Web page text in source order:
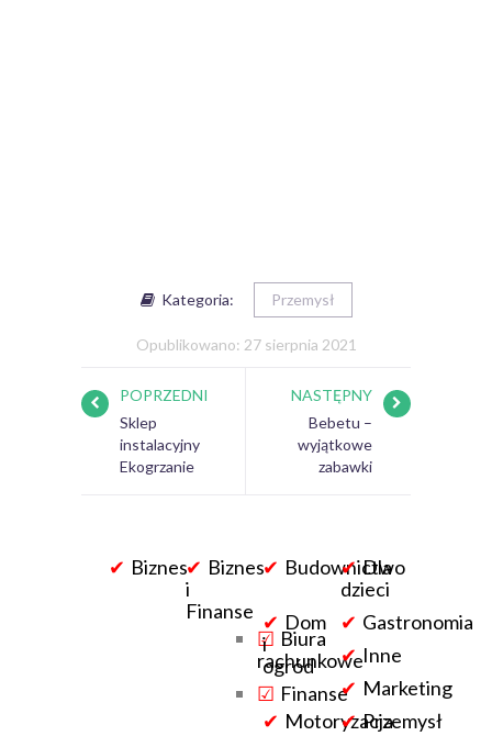
Kategoria: Przemysł
Opublikowano: 27 sierpnia 2021
POPRZEDNI
Sklep
instalacyjny
Ekogrzanie
NASTĘPNY
Bebetu –
wyjątkowe
zabawki
Biznes
Biznes
i
Finanse
Biura
rachunkowe
Finanse
Budownictwo
Dla
dzieci
Dom
i
ogród
Gastronomia
Inne
Marketing
MotoryzacjaPrzemysł